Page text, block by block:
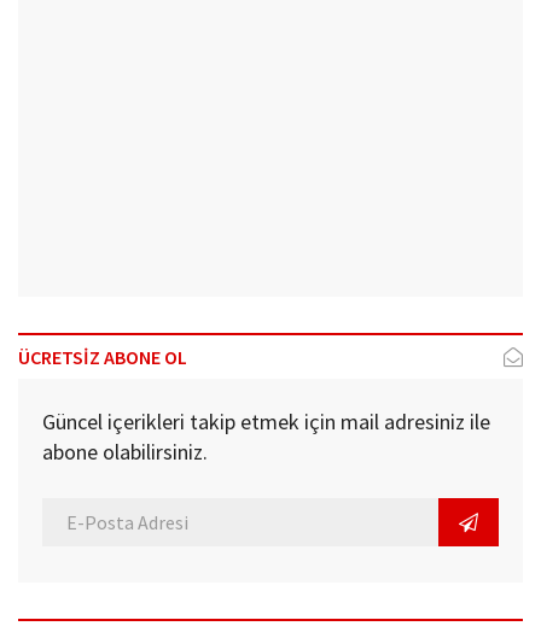
ÜCRETSİZ ABONE OL
Güncel içerikleri takip etmek için mail adresiniz ile
abone olabilirsiniz.